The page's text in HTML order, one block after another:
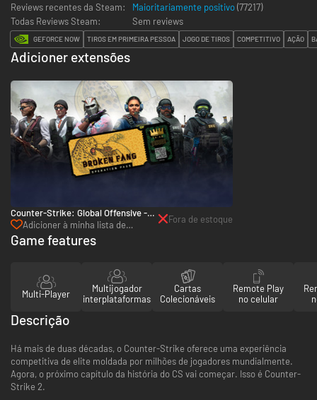
Reviews recentes da Steam:
Maioritariamente positivo(77217)
Todas Reviews Steam:
Sem reviews
GEFORCE NOW TIROS EM PRIMEIRA PESSOA JOGO DE TIROS COMPETITIVO AÇÃO
Adicioner extensões
Counter-Strike: Global Offensive -
Operation Broken Fang - PC (Steam)
Adicioner à minha lista de
desejos
Fora de estoque
Game features
Multi-Player
Multijogador
interplataformas
Cartas
Colecionáveis
Remote Play
no celular
Descrição
Há mais de duas décadas, o Counter-Strike oferece uma experiência
competitiva de elite moldada por milhões de jogadores mundialmente.
Agora, o próximo capítulo da história do CS vai começar. Isso é Counter-
Strike 2.